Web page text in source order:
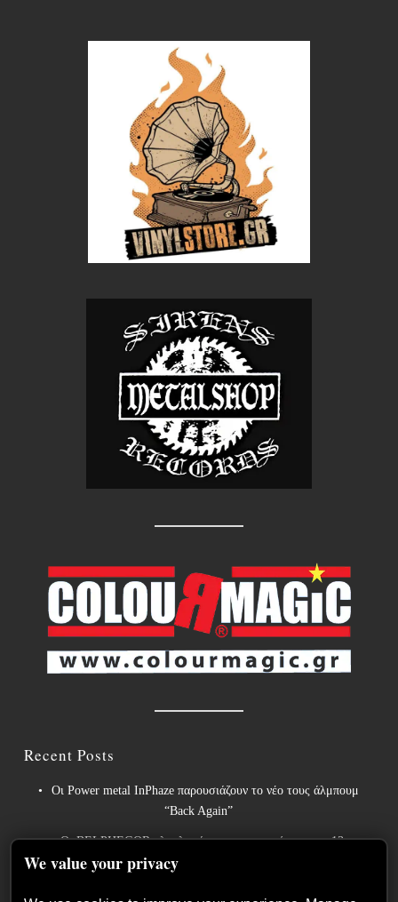
Recent Posts
Οι Power metal InPhaze παρουσιάζουν το νέο τους άλμπουμ
“Back Again”
Οι BELPHEGOR ολοκληρώνουν τις εργασίες για το 13ο
στούντιο άλμπουμ τους, το οποίο θα κυκλοφορήσει το 2027.
We value your privacy